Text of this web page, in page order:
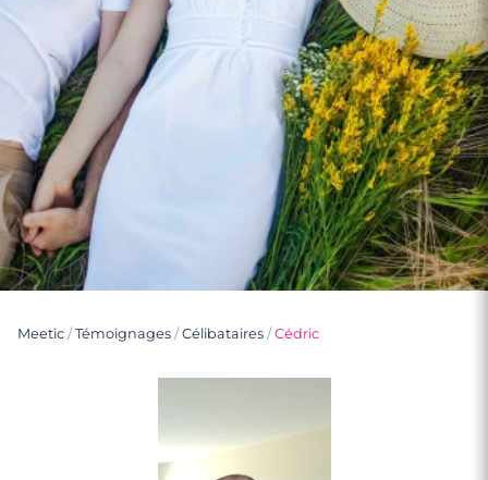
Meetic /Témoignages /Célibataires /Cédric